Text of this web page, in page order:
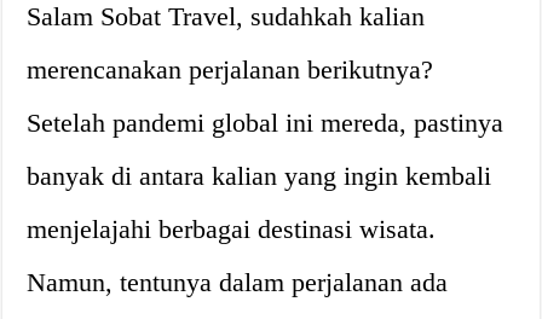
Salam Sobat Travel, sudahkah kalian
merencanakan perjalanan berikutnya?
Setelah pandemi global ini mereda, pastinya
banyak di antara kalian yang ingin kembali
menjelajahi berbagai destinasi wisata.
Namun, tentunya dalam perjalanan ada